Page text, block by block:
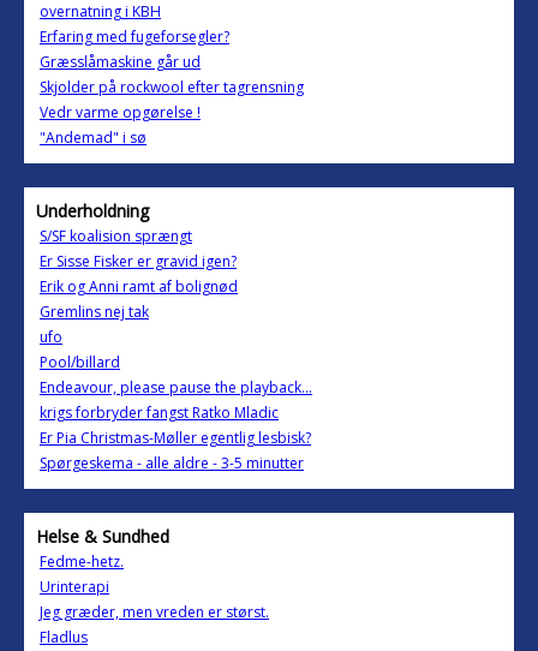
overnatning i KBH
Erfaring med fugeforsegler?
Græsslåmaskine går ud
Skjolder på rockwool efter tagrensning
Vedr varme opgørelse !
"Andemad" i sø
Underholdning
S/SF koalision sprængt
Er Sisse Fisker er gravid igen?
Erik og Anni ramt af bolignød
Gremlins nej tak
ufo
Pool/billard
Endeavour, please pause the playback...
krigs forbryder fangst Ratko Mladic
Er Pia Christmas-Møller egentlig lesbisk?
Spørgeskema - alle aldre - 3-5 minutter
Helse & Sundhed
Fedme-hetz.
Urinterapi
Jeg græder, men vreden er størst.
Fladlus